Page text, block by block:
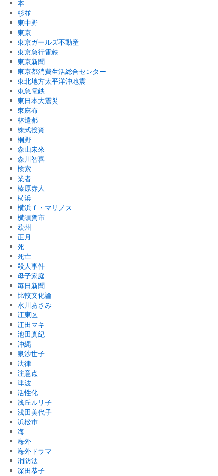
本
杉並
東中野
東京
東京ガールズ不動産
東京急行電鉄
東京新聞
東京都消費生活総合センター
東北地方太平洋沖地震
東急電鉄
東日本大震災
東麻布
林遣都
株式投資
桐野
森山未來
森川智喜
検索
業者
榛原赤人
横浜
横浜ｆ・マリノス
横須賀市
欧州
正月
死
死亡
殺人事件
母子家庭
毎日新聞
比較文化論
水川あさみ
江東区
江田マキ
池田真紀
沖縄
泉沙世子
法律
注意点
津波
活性化
浅丘ルリ子
浅田美代子
浜松市
海
海外
海外ドラマ
消防法
深田恭子